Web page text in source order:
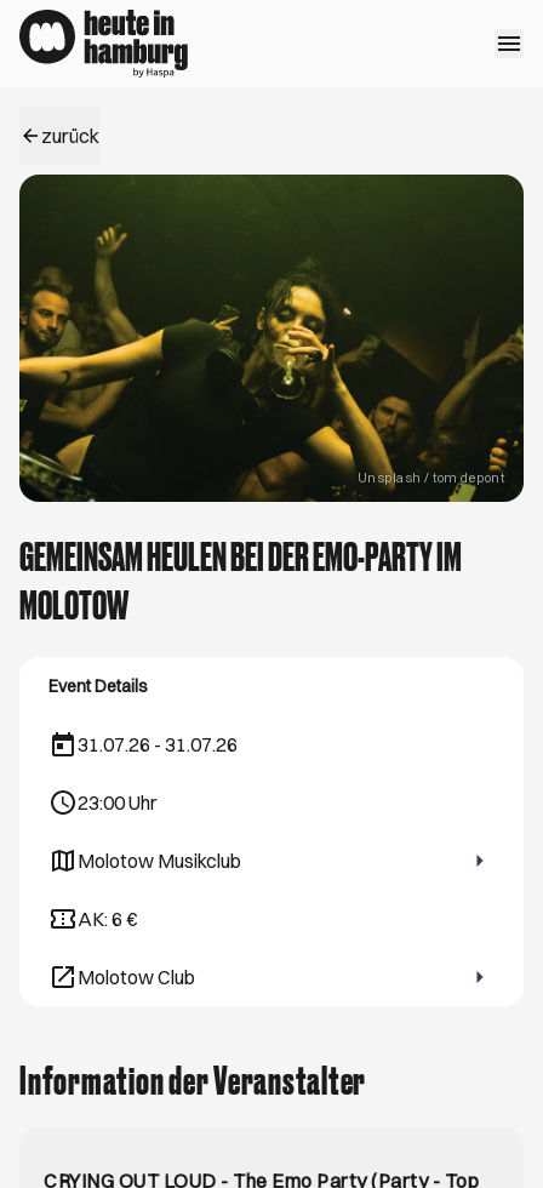
Direkt zum Inhalt springen
zurück
Unsplash / tom depont
GEMEINSAM HEULEN BEI DER EMO-PARTY IM
MOLOTOW
Event Details
31.07.26 - 31.07.26
23:00Uhr
Molotow Musikclub
Öffnet ein neues Browser-Tab
AK: 6 €
Molotow Club
Öffnet ein neues Browser-Tab
Information der Veranstalter
CRYING OUT LOUD - The Emo Party (Party - Top